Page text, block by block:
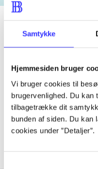
Samtykke
Hjemmesiden bruger
Vi bruger cookies til
brugervenlighed. Du
tilbagetrække dit
bunden af siden. Du
cookies under ”Detaljer”.
Artiklen er en del af
lorem ipsum
Tidsskrift
Artiklerne i handler ofte